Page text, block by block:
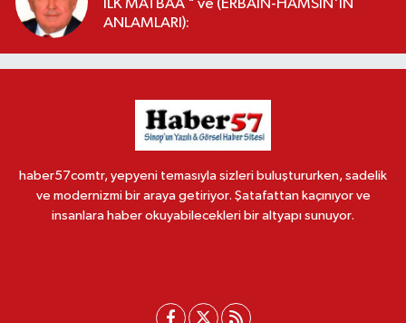
İLK MATBAA " ve (ERBAİN-HAMSİN'İN
ANLAMLARI):
haber57comtr, yepyeni temasıyla sizleri buluştururken, sadelik
ve modernizmi bir araya getiriyor. Şatafattan kaçınıyor ve
insanlara haber okuyabilecekleri bir altyapı sunuyor.